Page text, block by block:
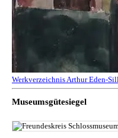
Werkverzeichnis Arthur Eden-
Museumsgütesiegel